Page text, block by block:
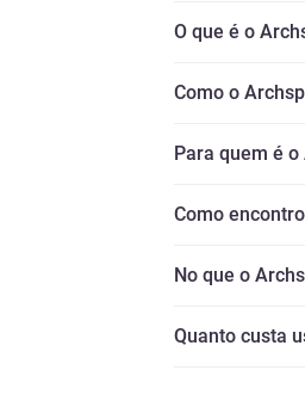
O que é o
Como o
Para quem é
Como
No que o
Quanto custa